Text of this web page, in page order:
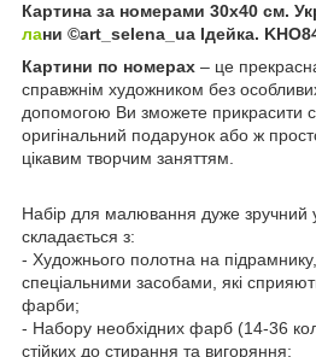
Картина за номерами 30х40 см.
лани ©art_selena_ua Ідейка.
Картини по номерах – це
справжнім художником без
допомогою Ви зможете прикрасити
оригінальний подарунок або ж
цікавим творчим заняттям.
Набір для малювання дуже зручний у
складається з:
- Художнього полотна на
спеціальними засобами, які
фарби;
- Набору необхідних фарб (14-36
стійких до стирання та вигоряння;